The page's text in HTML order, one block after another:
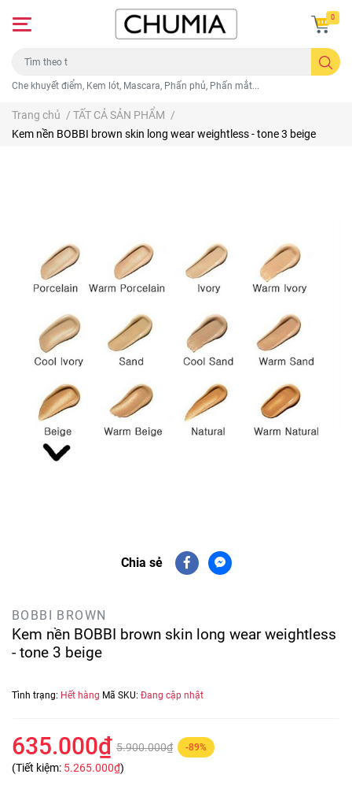
Che khuyết điểm, Kem lót, Mascara, Phấn phủ, Phấn mắt...
0
Trang chủ / TẤT CẢ SẢN PHẨM /
Kem nền BOBBI brown skin long wear weightless - tone 3 beige
Chia sẻ
BOBBI BROWN
Kem nền BOBBI brown skin long wear weightless
- tone 3 beige
Tình trạng: Hết hàng Mã SKU: Đang cập nhật
635.000₫ 5.900.000₫ -89%
(Tiết kiệm: 5.265.000₫)